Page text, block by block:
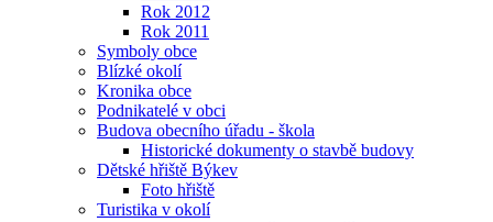
Rok 2012
Rok 2011
Symboly obce
Blízké okolí
Kronika obce
Podnikatelé v obci
Budova obecního úřadu - škola
Historické dokumenty o stavbě budovy
Dětské hřiště Býkev
Foto hřiště
Turistika v okolí